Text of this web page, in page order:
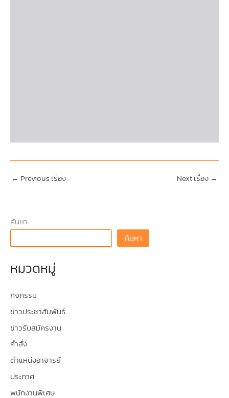
← Previous เรื่อง Next เรื่อง →
ค้นหา
ค้นหา
หมวดหมู่
กิจกรรม
ข่าวประชาสัมพันธ์
ข่าวรับสมัครงาน
คำสั่ง
ตำแหน่งอาจารย์
ประกาศ
พนักงานพิเศษ